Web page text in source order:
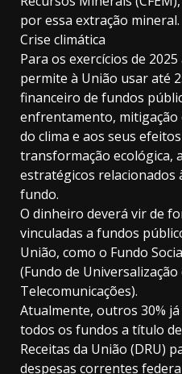
por essa extração mineral.
Crise climática
Para os exercícios de
permite à União usar até
financeiro de fundos
enfrentamento, mitigação
do clima e aos seus
transformação ecológica,
estratégicos relacionados
fundo.
O dinheiro deverá vir de
vinculadas a fundos
União, como o Fundo
(Fundo de Universalização
Telecomunicações).
Atualmente, outros 30%
todos os fundos a título
Receitas da União (DRU)
despesas correntes